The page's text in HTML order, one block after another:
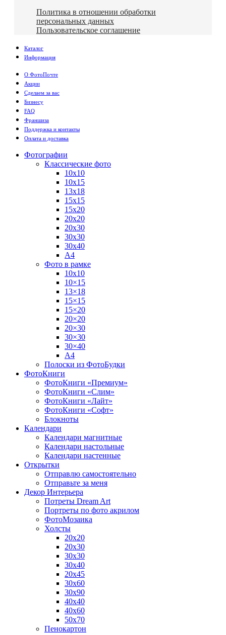
Политика в отношении обработки
персональных данных
Пользовательское соглашение
Каталог
Информация
О ФотоПочте
Акции
Сделаем за вас
Бизнесу
FAQ
Франшиза
Поддержка и контакты
Оплата и доставка
Фотографии
Классические фото
10х10
10х15
13х18
15х15
15х20
20х20
20х30
30х30
30х40
А4
Фото в рамке
10х10
10×15
13×18
15×15
15×20
20×20
20×30
30×30
30×40
A4
Полоски из ФотоБудки
ФотоКниги
ФотоКниги «Премиум»
ФотоКниги «Слим»
ФотоКниги «Лайт»
ФотоКниги «Софт»
Блокноты
Календари
Календари магнитные
Календари настольные
Календари настенные
Открытки
Отправлю самостоятельно
Отправьте за меня
Декор Интерьера
Потреты Dream Art
Портреты по фото акрилом
ФотоМозаика
Холсты
20х20
20х30
30х30
30х40
20х45
30х60
30х90
40х40
40х60
50х70
Пенокартон